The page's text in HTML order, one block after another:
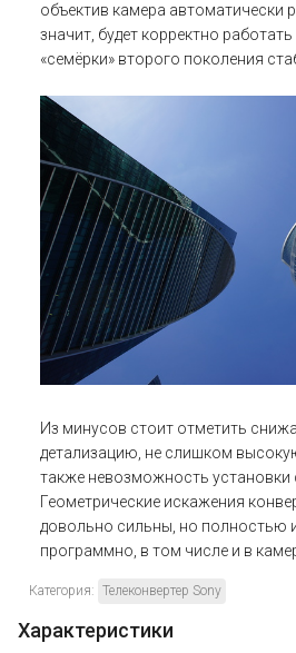
объектив камера автоматически
значит, будет корректно
«семёрки» второго поколения
Из минусов стоит отметить
детализацию, не слишком
также невозможность установки
Геометрические искажения
довольно сильны, но полностью
программно, в том числе и в
Категория: Телеконвертер Sony
Характеристики